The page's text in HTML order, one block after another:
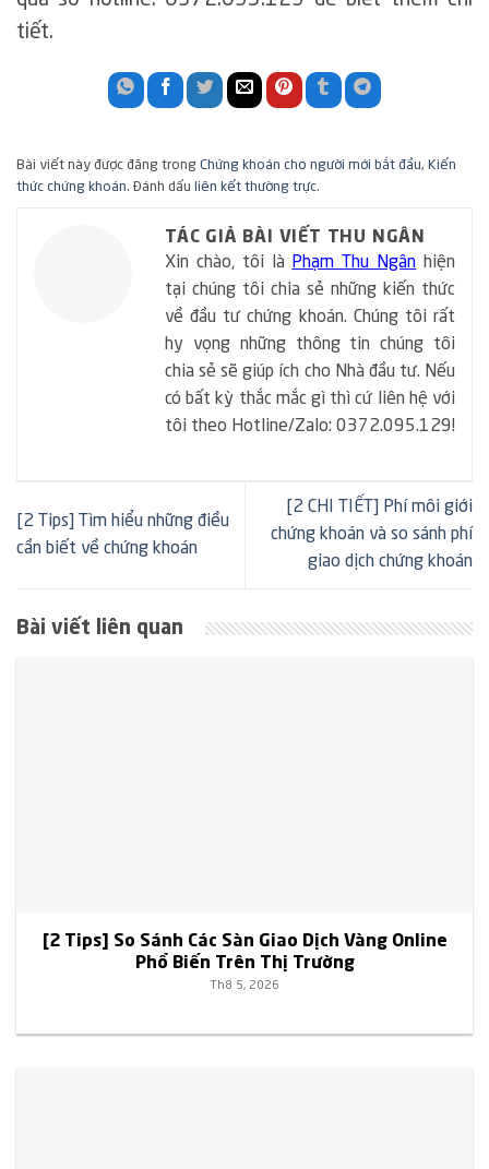
tiết.
Bài viết này được đăng trong Chứng khoán cho người mới bắt đầu, Kiến
thức chứng khoán. Đánh dấu liên kết thường trực.
TÁC GIẢ BÀI VIẾT THU NGÂN
Xin chào, tôi là
Phạm Thu Ngân hiện
tại chúng tôi chia sẻ những kiến thức
về đầu tư chứng khoán. Chúng tôi rất
hy vọng những thông tin chúng tôi
chia sẻ sẽ giúp ích cho Nhà đầu tư. Nếu
có bất kỳ thắc mắc gì thì cứ liên hệ với
tôi theo Hotline/Zalo: 0372.095.129!
[2 Tips] Tìm hiểu những điều
cần biết về chứng khoán
[2 CHI TIẾT] Phí môi giới
chứng khoán và so sánh phí
giao dịch chứng khoán
Bài viết liên quan
[2 Tips] So Sánh Các Sàn Giao Dịch Vàng Online
Phổ Biến Trên Thị Trường
Th8 5, 2026